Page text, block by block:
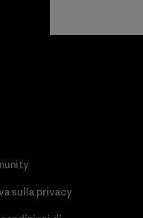
sulla privacy